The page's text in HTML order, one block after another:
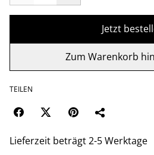
Jetzt
Zum Warenkorb
TEILEN
Lieferzeit beträgt 2-5 Werktage